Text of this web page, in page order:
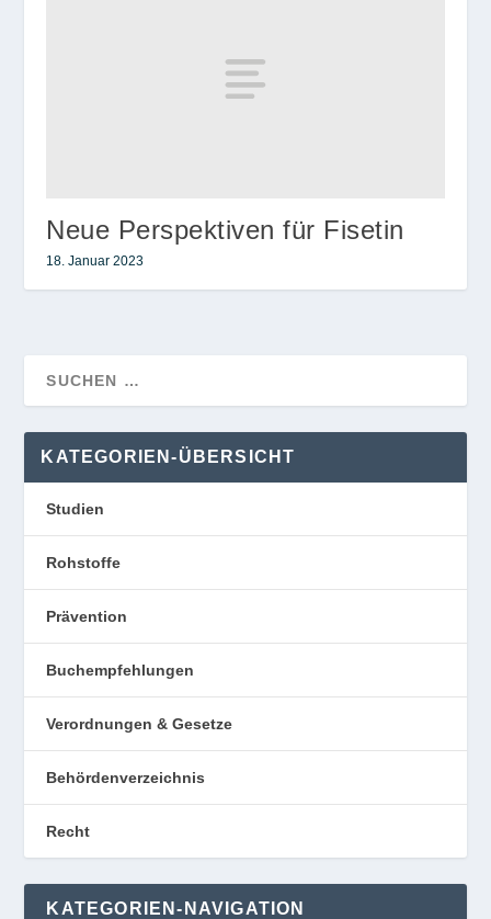
Neue Perspektiven für Fisetin
18. Januar 2023
KATEGORIEN-ÜBERSICHT
Studien
Rohstoffe
Prävention
Buchempfehlungen
Verordnungen & Gesetze
Behördenverzeichnis
Recht
KATEGORIEN-NAVIGATION